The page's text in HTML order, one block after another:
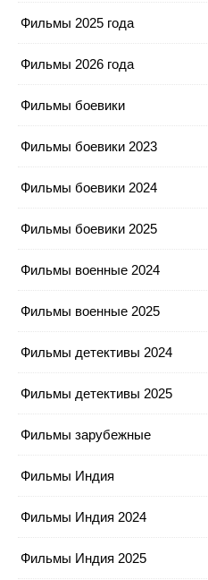
Фильмы 2025 года
Фильмы 2026 года
Фильмы боевики
Фильмы боевики 2023
Фильмы боевики 2024
Фильмы боевики 2025
Фильмы военные 2024
Фильмы военные 2025
Фильмы детективы 2024
Фильмы детективы 2025
Фильмы зарубежные
Фильмы Индия
Фильмы Индия 2024
Фильмы Индия 2025